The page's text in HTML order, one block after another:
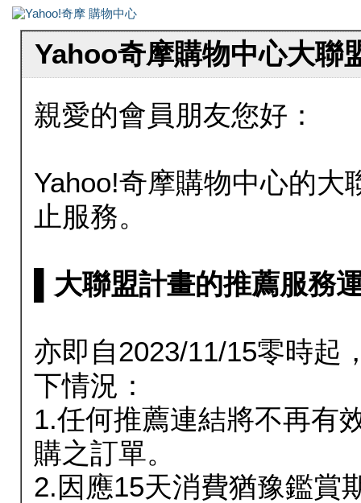
Yahoo奇摩購物中心大聯
親愛的會員朋友您好：
Yahoo!奇摩購物中心的大
止服務。
▌大聯盟計畫的推薦服務
亦即自2023/11/15零時起
下情況：
1.任何推薦連結將不再有
購之訂單。
2.因應15天消費猶豫鑑賞